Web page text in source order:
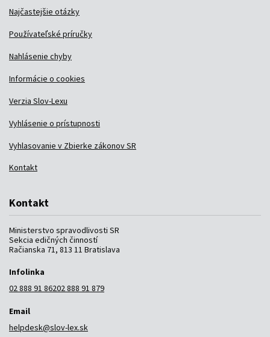
Najčastejšie otázky
Používateľské príručky
Nahlásenie chyby
Informácie o cookies
Verzia Slov-Lexu
Vyhlásenie o prístupnosti
Vyhlasovanie v Zbierke zákonov SR
Kontakt
Kontakt
Ministerstvo spravodlivosti SR
Sekcia edičných činností
Račianska 71, 813 11 Bratislava
Infolinka
02 888 91 86202 888 91 879
Email
helpdesk@slov-lex.sk